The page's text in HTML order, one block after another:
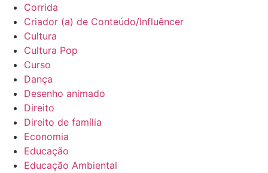
Corrida
Criador (a) de Conteúdo/Influêncer
Cultura
Cultura Pop
Curso
Dança
Desenho animado
Direito
Direito de família
Economia
Educação
Educação Ambiental